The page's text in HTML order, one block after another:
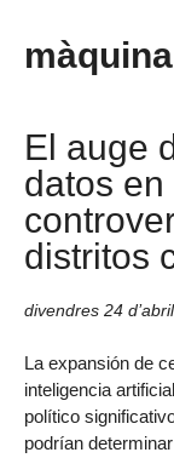
El auge
datos
distritos
divendres 24
La expansión de
inteligencia
político
podrían